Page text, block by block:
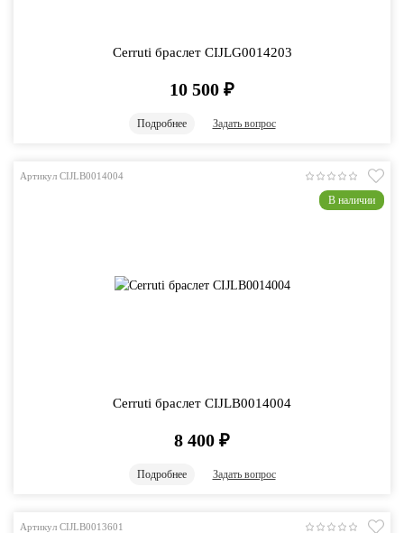
Cerruti браслет CIJLG0014203
10 500 ₽
Подробнее Задать вопрос
Артикул CIJLB0014004
В наличии
Cerruti браслет CIJLB0014004
8 400 ₽
Подробнее Задать вопрос
Артикул CIJLB0013601